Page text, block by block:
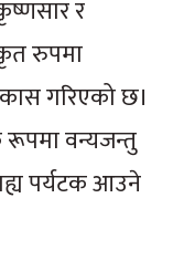
र
रुपमा
गरिएको छ।
रूपमा वन्यजन्तु
पर्यटक आउने